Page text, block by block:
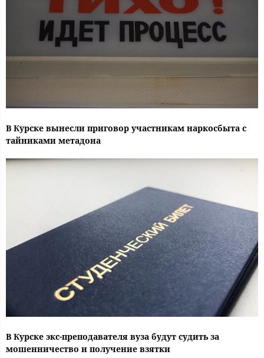
В Курске вынесли приговор участникам наркосбыта с
тайниками метадона
В Курске экс-преподавателя вуза будут судить за
мошенничество и получение взятки